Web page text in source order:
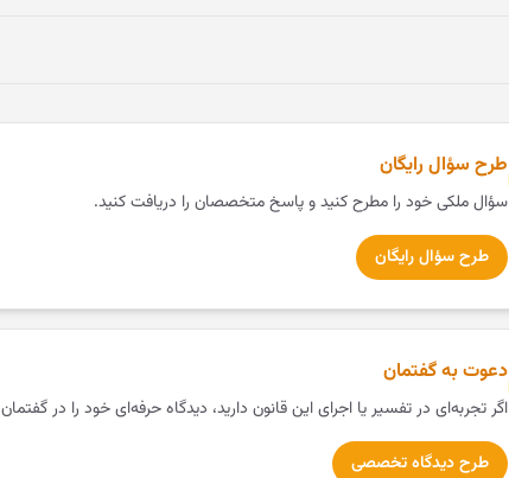
طرح سؤال رایگان
سؤال ملکی خود را مطرح کنید و پاسخ متخصصان را دریافت کنید.
طرح سؤال رایگان
دعوت به گفتمان
اگر تجربه‌ای در تفسیر یا اجرای این قانون دارید، دیدگاه حرفه‌ای خود را در
طرح دیدگاه تخصصی